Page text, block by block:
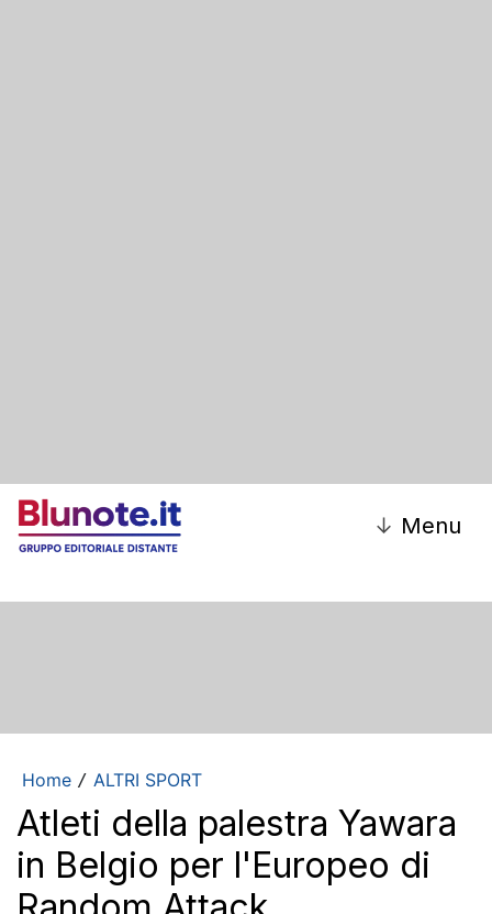
↓ Menu
Home / ALTRI SPORT
Atleti della palestra Yawara
in Belgio per l'Europeo di